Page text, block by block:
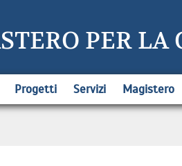
PER
Progetti Servizi Magistero